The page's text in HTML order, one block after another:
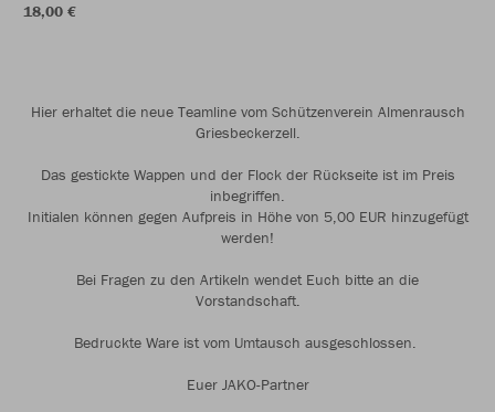
18,00 €
Hier erhaltet die neue Teamline vom Schützenverein Almenrausch
Griesbeckerzell.
Das gestickte Wappen und der Flock der Rückseite ist im Preis
inbegriffen.
Initialen können gegen Aufpreis in Höhe von 5,00 EUR hinzugefügt
werden!
Bei Fragen zu den Artikeln wendet Euch bitte an die
Vorstandschaft.
Bedruckte Ware ist vom Umtausch ausgeschlossen.
Euer JAKO-Partner